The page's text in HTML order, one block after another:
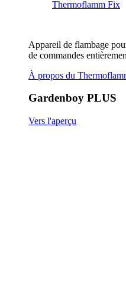
Thermoflamm Fix
Appareil de flambage
de commandes
À propos du
Gardenboy PLUS
Vers l'aperçu